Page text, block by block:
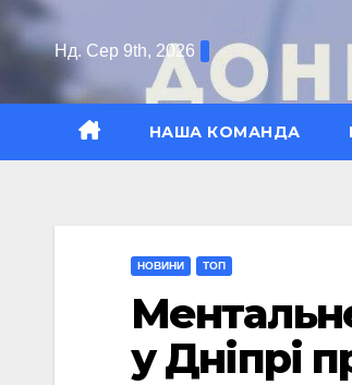
Перейти
Нд. Сер 9th, 2026
НАША КОМАНДА
НОВИНИ ТОП
у Дніпрі